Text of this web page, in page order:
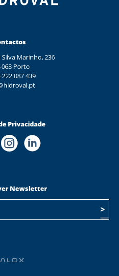
Marinho, 236
063 Porto
222 087 439
Privacidade
Newsletter
>